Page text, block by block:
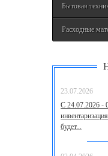
Бытовая
Расходные
23.07.2026
С 24.07.2026 -
будет...